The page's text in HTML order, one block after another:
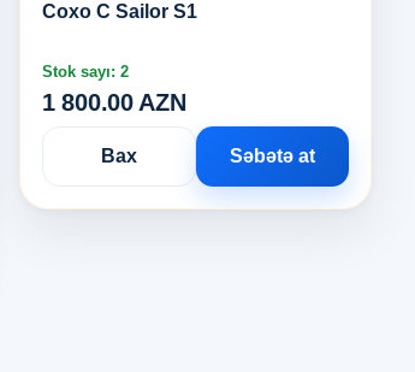
Coxo C Sailor S1
Stok sayı: 2
1 800.00 AZN
Bax Səbətə at